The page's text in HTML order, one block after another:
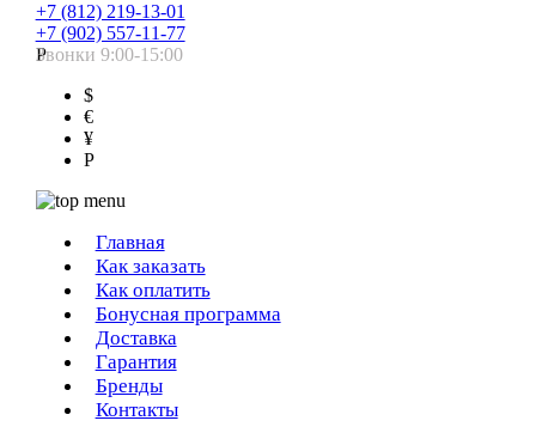
+7 (812) 219-13-01
+7 (902) 557-11-77
Звонки 9:00-15:00
Р
$
€
¥
Р
Главная
Как заказать
Как оплатить
Бонусная программа
Доставка
Гарантия
Бренды
Контакты